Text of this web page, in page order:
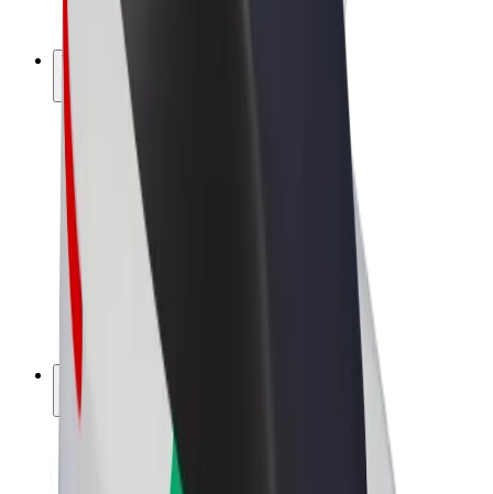
Bolt Plus
Tienaa Boltilla
Kuljettajat
Kuljettajan ansiot
Ruokalähetit
Lähetin ansiot
Bolt Food -kauppiaat
Fleeteille
Franchiset
Yritys
Lisätietoja Boltista